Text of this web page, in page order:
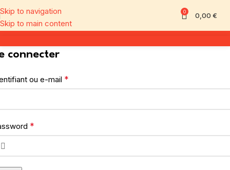
Skip to navigation
Skip to main content
0 0,00 €
connecter
ou e-mail *
*